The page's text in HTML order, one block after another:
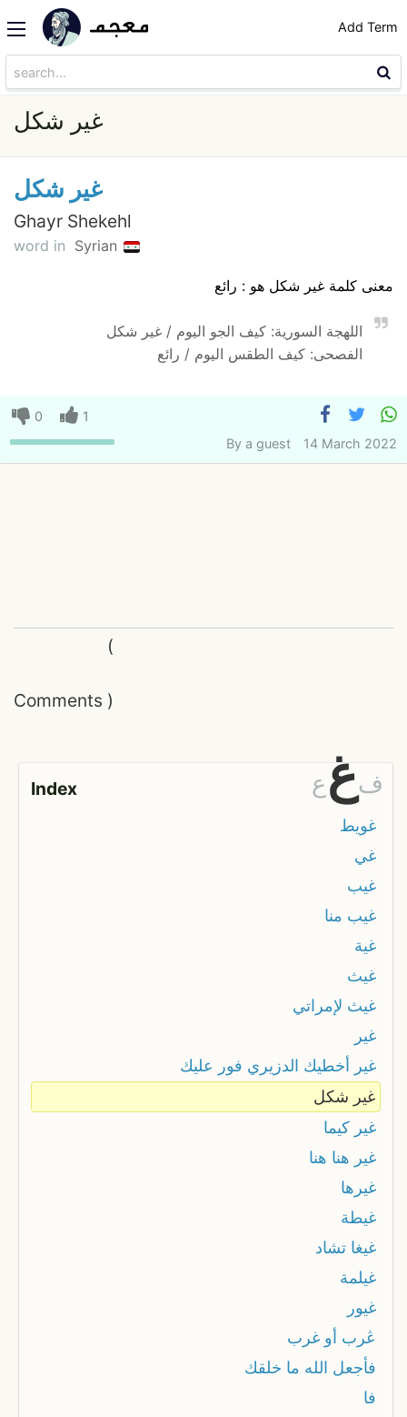
Add Term
غير شكل
غير شكل
Ghayr Shekehl
word in Syrian
معنى كلمة غير شكل هو : رائع
اللهجة السورية: كيف الجو اليوم / غير شكل
الفصحى: كيف الطقس اليوم / رائع
0
1
By a guest 14 March 2022
Comments
(
)
Index عغف
غويط
غي
غيب
غيب منا
غية
غيث
غيث لإمراتي
غير
غير أخطيك الدزيري فور عليك
غير شكل
غير كيما
غير هنا هنا
غيرها
غيطة
غيغا تشاد
غيلمة
غيور
ڠرب أو غرب
فأجعل الله ما خلقك
فا